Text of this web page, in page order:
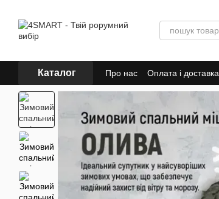
Каталог Про нас Оплата і доставка
Відгуки про магазин